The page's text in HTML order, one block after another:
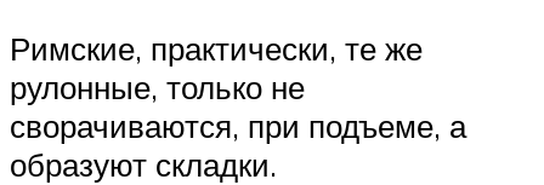
Римские, практически, те же
рулонные, только не
сворачиваются, при подъеме, а
образуют складки.